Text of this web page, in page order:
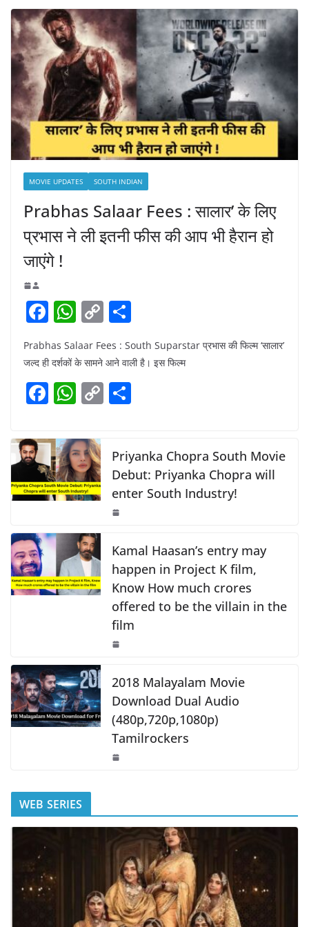
MOVIE UPDATES SOUTH INDIAN
Prabhas Salaar Fees : सालार’ के लिए
प्रभास ने ली इतनी फीस की आप भी हैरान हो
जाएंगे !
F
c
e
b
o
k
W
at
s
A
p
C
p
y
Li
ar
Prabhas Salaar Fees : South Suparstar प्रभास की फिल्म ‘सालार’
जल्द ही दर्शकों के सामने आने वाली है। इस फिल्म
F
c
e
b
o
k
W
at
s
A
p
C
y
Li
n
k
e
Priyanka Chopra South Movie
Debut: Priyanka Chopra will
enter South Industry!
Kamal Haasan’s entry may
happen in Project K film,
Know How much crores
offered to be the villain in the
film
2018 Malayalam Movie
Download Dual Audio
(480p,720p,1080p)
Tamilrockers
WEB SERIES